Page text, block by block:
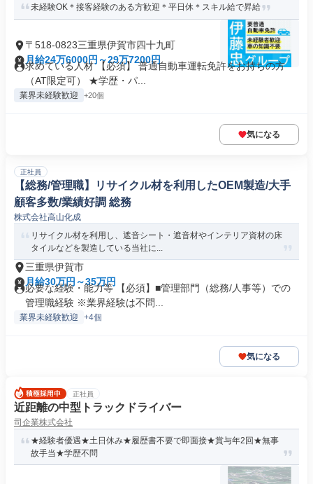
未経験OK＊接客経験のある方歓迎＊平日休＊スキル給で昇給
〒518-0823三重県伊賀市四十九町
月給24万6000円～29万7200円
求めている人材 【必須】 普通自動車運転免許をお持ちの方
（AT限定可） ★学歴・パ...
業界未経験歓迎 +20個
気になる
正社員
【総務/管理職】リサイクル材を利用したOEM製造/大手
顧客多数/業績好調 総務
株式会社高山化成
リサイクル材を利用し、遮音シート・遮音材やインテリア資材の床
タイルなどを製造している当社に...
三重県伊賀市
月給30万円～35万円
必要な経験・能力等 【必須】■管理部門（総務/人事等）での
管理職経験 ※業界経験は不問...
業界未経験歓迎 +4個
気になる
正社員
近距離の中型トラックドライバー
司企業株式会社
★経験者優遇★土日休み★履歴書不要で即面接★賞与年2回★無事
故手当★学歴不問